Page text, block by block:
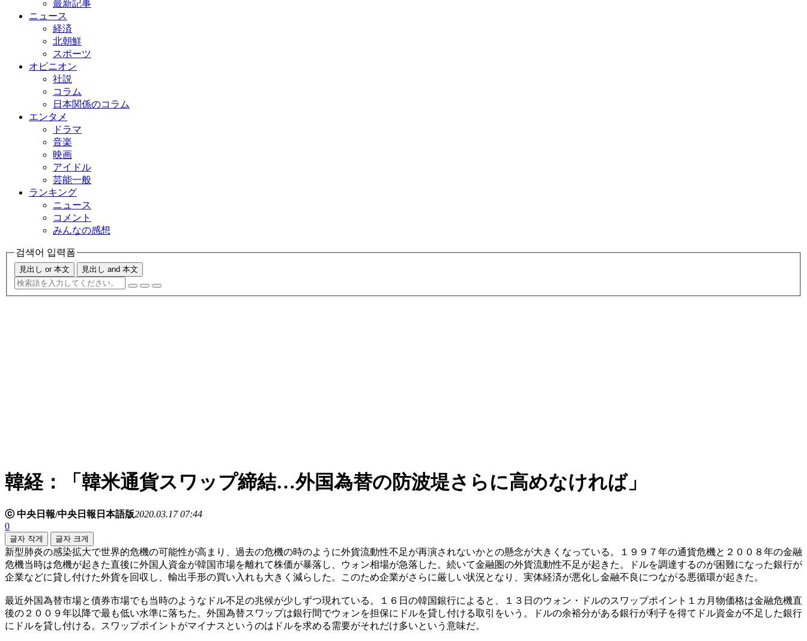
最新記事
ニュース
経済
北朝鮮
スポーツ
オピニオン
社説
コラム
日本関係のコラム
エンタメ
ドラマ
音楽
映画
アイドル
芸能一般
ランキング
ニュース
コメント
みんなの感想
검색어 입력폼
見出し or 本文 見出し and 本文
韓経：「韓米通貨スワップ締結…外国為替の防波堤さらに高めなければ」
ⓒ 中央日報/中央日報日本語版2020.03.17 07:44
0
글자 작게 글자 크게
新型肺炎の感染拡大で世界的危機の可能性が高まり、過去の危機の時のように外貨流動性不足が再演されないかとの懸念が大きくなっている。１９９７年の通貨危機と２００８年の金融
危機当時は危機が起きた直後に外国人資金が韓国市場を離れて株価が暴落し、ウォン相場が急落した。続いて金融圏の外貨流動性不足が起きた。ドルを調達するのが困難になった銀行が
企業などに貸し付けた外貨を回収し、輸出手形の買い入れも大きく減らした。このため企業がさらに厳しい状況となり、実体経済が悪化し金融不良につながる悪循環が起きた。
最近外国為替市場と債券市場でも当時のようなドル不足の兆候が少しずつ現れている。１６日の韓国銀行によると、１３日のウォン・ドルのスワップポイント１カ月物価格は金融危機直
後の２００９年以降で最も低い水準に落ちた。外国為替スワップは銀行間でウォンを担保にドルを貸し付ける取引をいう。ドルの余裕分がある銀行が利子を得てドル資金が不足した銀行
にドルを貸し付ける。スワップポイントがマイナスというのはドルを求める需要がそれだけ多いという意味だ。